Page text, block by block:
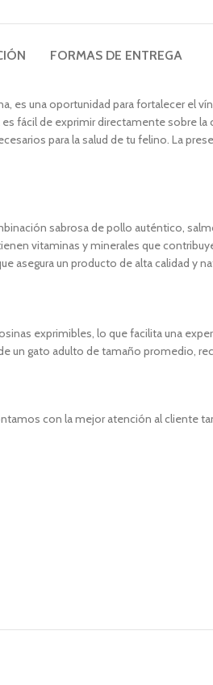
FORMAS DE ENTREGA
es una oportunidad para fortalecer
fácil de exprimir directamente sobre
para la salud de tu felino. La
sabrosa de pollo auténtico,
vitaminas y minerales que
asegura un producto de alta calidad y
exprimibles, lo que facilita una
un gato adulto de tamaño promedio,
con la mejor atención al cliente